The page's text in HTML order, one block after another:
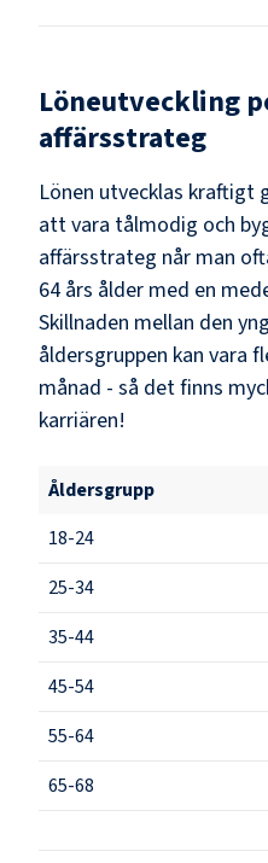
Löneutveckling
affärsstrateg
Lönen utvecklas kraftigt
att vara tålmodig och
affärsstrateg når man
64 års ålder med en
Skillnaden mellan den
åldersgruppen kan vara
månad - så det finns
karriären!
Åldersgrupp
18-24
25-34
35-44
45-54
55-64
65-68